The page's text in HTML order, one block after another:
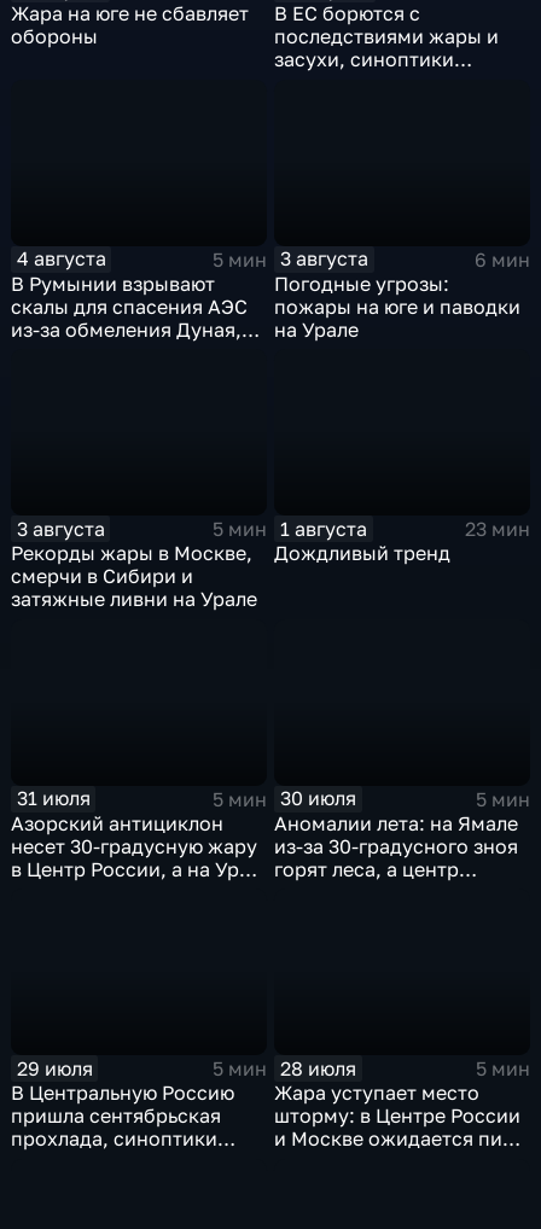
Жара на юге не сбавляет
обороны
В ЕС борются с
последствиями жары и
засухи, синоптики
4 августа
5 мин
В Румынии взрывают
скалы для спасения АЭС
из-за обмеления Дуная,
3 августа
6 мин
Погодные угрозы:
пожары на юге и паводки
на Урале
3 августа
5 мин
Рекорды жары в Москве,
смерчи в Сибири и
затяжные ливни на Урале
1 августа
23 мин
Дождливый тренд
31 июля
5 мин
Азорский антициклон
несет 30-градусную жару
в Центр России, а на Урал
30 июля
5 мин
Аномалии лета: на Ямале
из-за 30-градусного зноя
горят леса, а центр
29 июля
5 мин
В Центральную Россию
пришла сентябрьская
прохлада, синоптики
28 июля
5 мин
Жара уступает место
шторму: в Центре России
и Москве ожидается пик